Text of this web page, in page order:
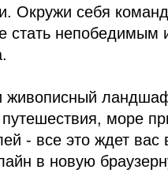
Окружи себя
стать непобедимым
живописный
море
- все это ждет вас
в новую